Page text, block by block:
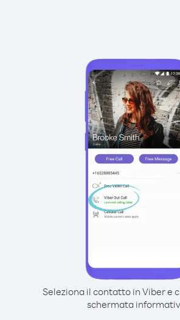
Seleziona il contatto in Viber e
schermata